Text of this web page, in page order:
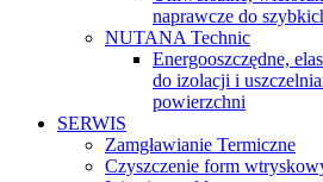
naprawcze do
NUTANA Technic
Energooszczędne,
do izolacji i
powierzchni
SERWIS
Zamgławianie Termiczne
Czyszczenie form